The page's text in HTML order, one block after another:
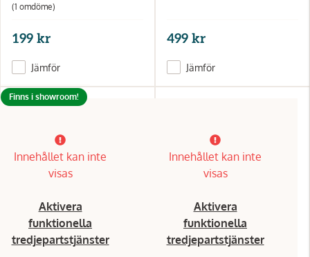
(1 omdöme)
199 kr
Jämför
499 kr
Jämför
Innehållet kan inte
visas
Aktivera
funktionella
tredjepartstjänster
Finns i showroom!
Innehållet kan inte
visas
Aktivera
funktionella
tredjepartstjänster